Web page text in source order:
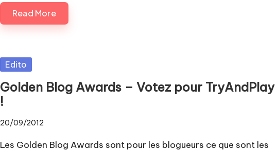
Read More
Posted
Edito
Golden Blog Awards – Votez pour TryAndPlay
!
20/09/2012
Les Golden Blog Awards sont pour les blogueurs ce que sont les